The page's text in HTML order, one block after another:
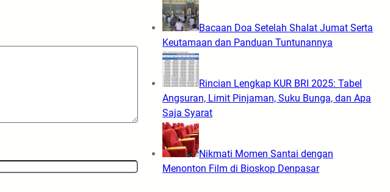
Bacaan Doa Setelah Shalat Jumat Serta
Keutamaan dan Panduan Tuntunannya
Rincian Lengkap KUR BRI 2025: Tabel
Angsuran, Limit Pinjaman, Suku Bunga, dan Apa
Saja Syarat
Nikmati Momen Santai dengan
Menonton Film di Bioskop Denpasar